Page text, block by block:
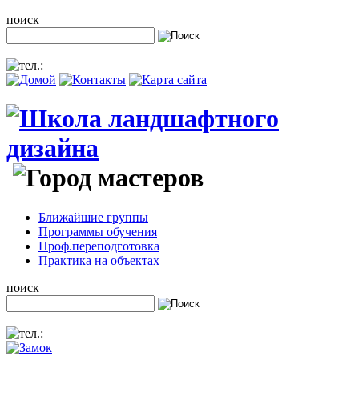
поиск
Ближайшие группы
Программы обучения
Проф.переподготовка
Практика на объектах
поиск